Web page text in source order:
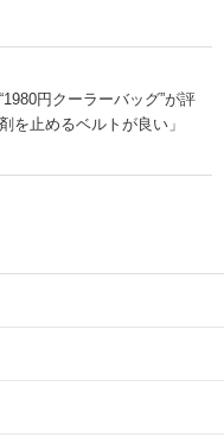
円クーラーバッグ”が評
止めるベルトが良い」